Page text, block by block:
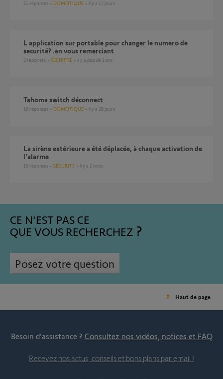
21 réponses DOMOTIQUE il y a 15 jours
l application sur portable pour changer le numero de
securité? .en vous remerciant
2 réponses SÉCURITÉ il y a plus de 2 ans
Tahoma switch déconnect
10 réponses DOMOTIQUE il y a 28 jours
La sirène extérieure a été déplacée, à chaque activation de
l’alarme
10 réponses SÉCURITÉ il y a 2 mois
CE N'EST PAS CE
QUE VOUS RECHERCHEZ
Posez votre question
Haut de page
Besoin d’assistance ? Consultez nos vidéos, notices et FAQ
Recevez nos actus, conseils et bons plans par email !